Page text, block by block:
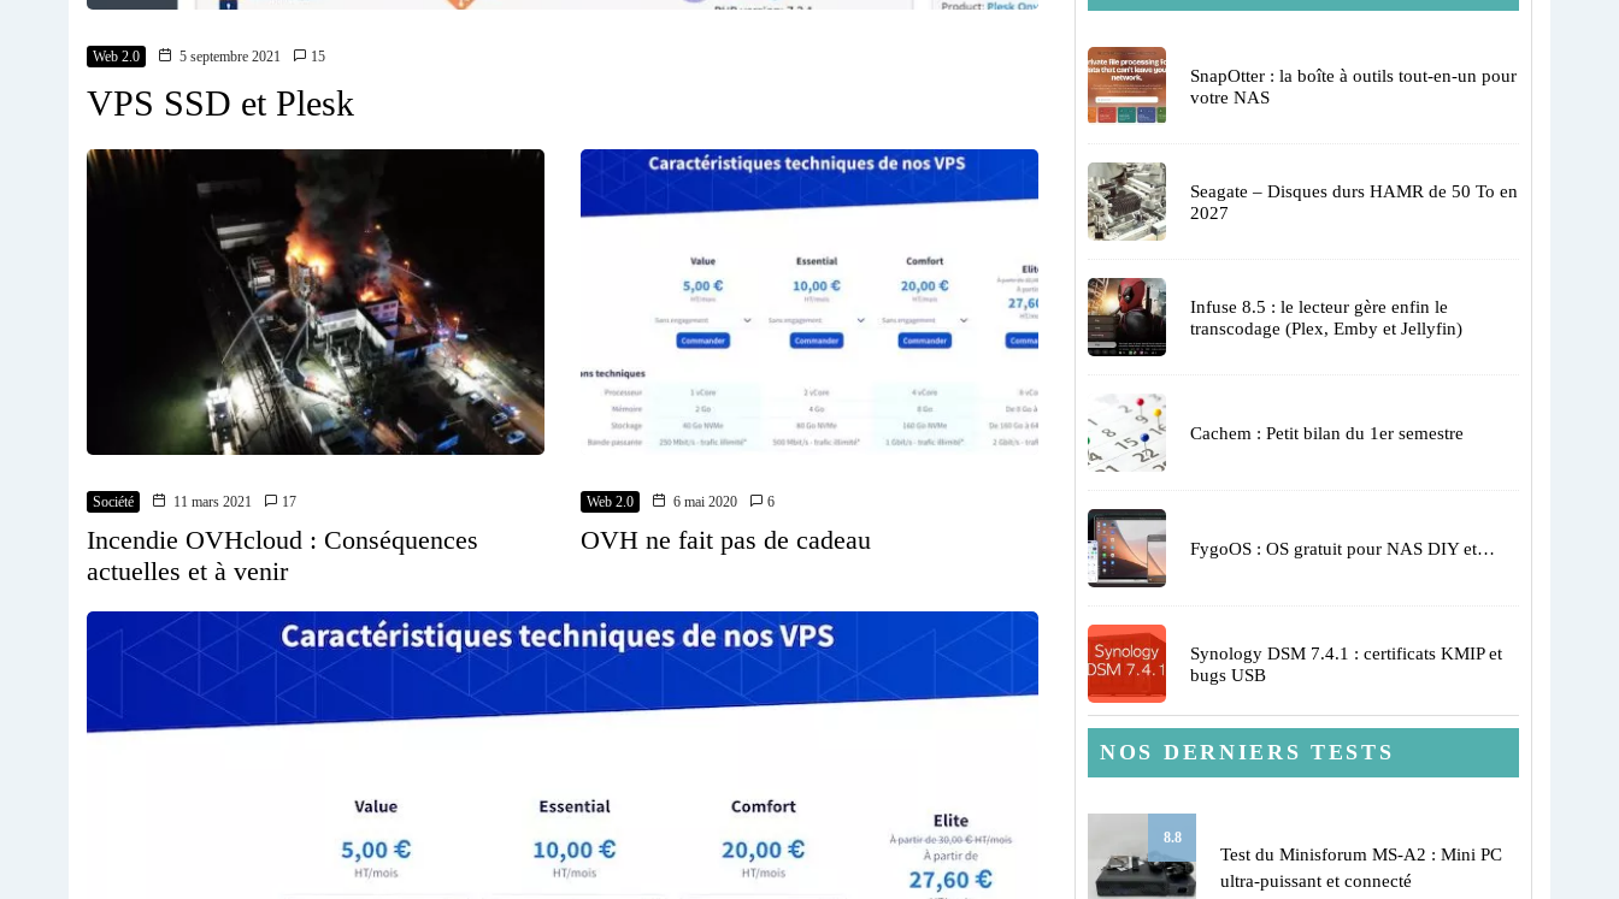
Web 2.0 5 septembre 2021 15
VPS SSD et Plesk
Société 11 mars 2021 17
Incendie OVHcloud : Conséquences
actuelles et à venir
Web 2.0 6 mai 2020 6
OVH ne fait pas de cadeau
SnapOtter : la boîte à outils tout-en-un pour
votre NAS
Seagate – Disques durs HAMR de 50 To en
2027
Infuse 8.5 : le lecteur gère enfin le
transcodage (Plex, Emby et Jellyfin)
Cachem : Petit bilan du 1er semestre
FygoOS : OS gratuit pour NAS DIY et…
Synology DSM 7.4.1 : certificats KMIP et
bugs USB
NOS DERNIERS TESTS
8.8
Test du Minisforum MS-A2 : Mini PC
ultra-puissant et connecté